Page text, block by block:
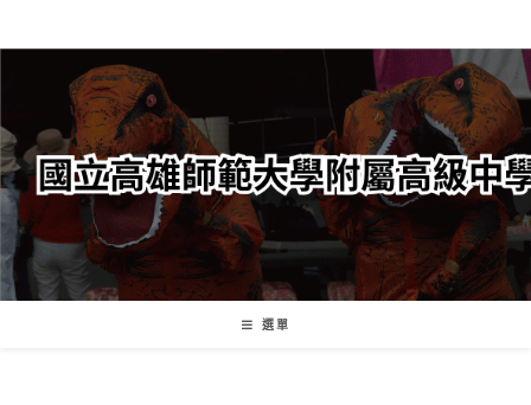
轉
要
內
容
選單